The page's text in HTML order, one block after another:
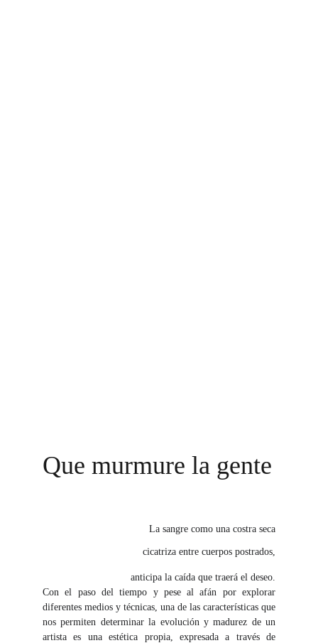
Que murmure la gente
La sangre como una costra seca
cicatriza entre cuerpos postrados,
anticipa la caída que traerá el deseo.
Con el paso del tiempo y pese al afán por explorar
diferentes medios y técnicas, una de las características que
nos permiten determinar la evolución y madurez de un
artista es una estética propia, expresada a través de